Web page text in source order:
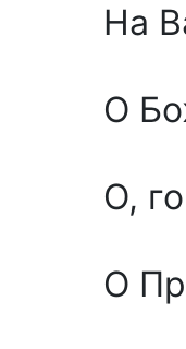
На
О
О,
О